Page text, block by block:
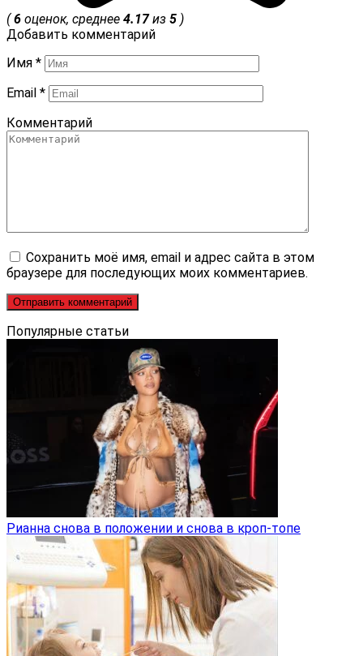
(6 оценок, среднее 4.17из 5 )
Добавить комментарий
Имя *
Email *
Комментарий
Сохранить моё имя, email и адрес сайта в этом
браузере для последующих моих комментариев.
Популярные статьи
Рианна снова в положении и снова в кроп-топе